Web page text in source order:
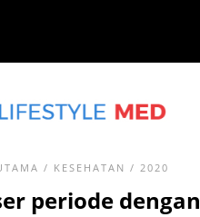
/ KESEHATAN / 2020
periode dengan